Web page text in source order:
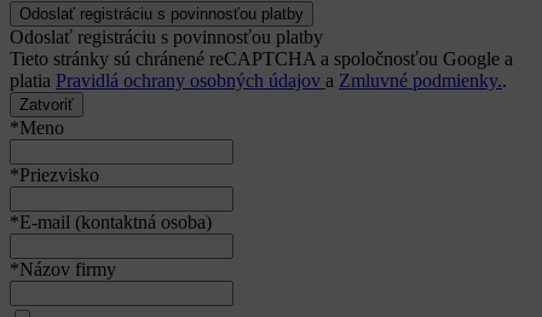
Odoslať registráciu s povinnosťou platby
Tieto stránky sú chránené reCAPTCHA a spoločnosťou Google a
platia Pravidlá ochrany osobných údajov a Zmluvné podmienky..
Zatvoriť
*Meno
*Priezvisko
*E-mail (kontaktná osoba)
*Názov firmy